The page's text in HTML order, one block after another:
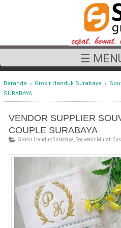
☰
Beranda › Grosir Handuk Surabaya ›
SURABAYA
VENDOR SUPPLIER
COUPLE SURABAYA
Grosir Handuk Surabaya Souvenir Murah